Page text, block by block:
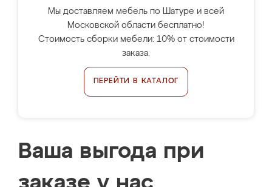
Мы доставляем мебель по Шатуре и всей
Московской области бесплатно!
Стоимость сборки мебели: 10% от стоимости
заказа.
ПЕРЕЙТИ В КАТАЛОГ
Ваша выгода при